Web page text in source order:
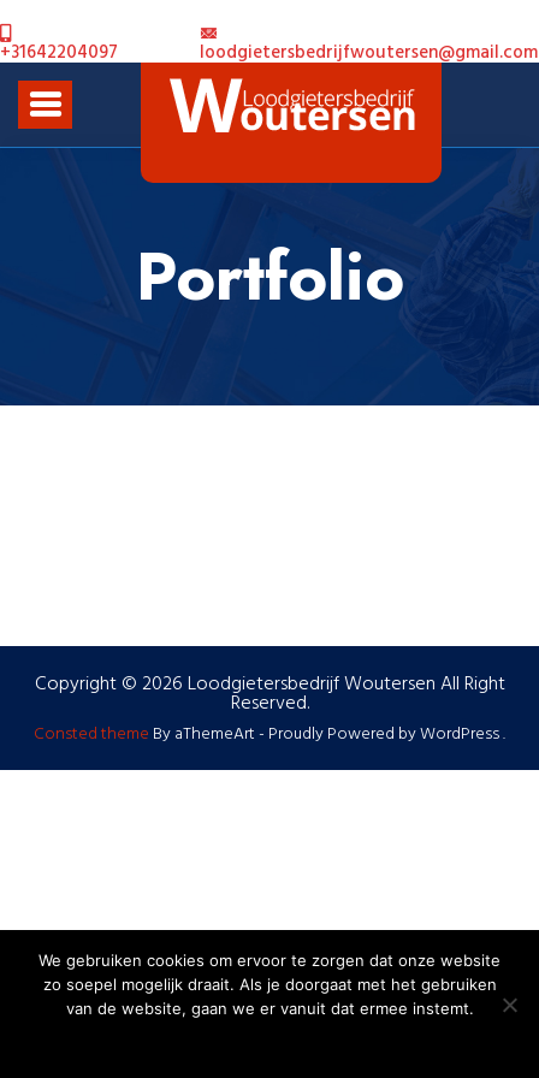
+31642204097 loodgietersbedrijfwoutersen@gmail.com
Portfolio
Copyright © 2026 Loodgietersbedrijf Woutersen All Right
Reserved.
Consted theme By aThemeArt - Proudly Powered by WordPress .
We gebruiken cookies om ervoor te zorgen dat onze website
zo soepel mogelijk draait. Als je doorgaat met het gebruiken
van de website, gaan we er vanuit dat ermee instemt.